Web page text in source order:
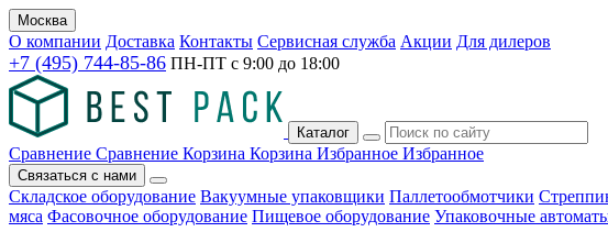
Москва
О компании Доставка Контакты Сервисная служба Акции Для дилеров
+7 (495) 744-85-86 ПН-ПТ с 9:00 до 18:00
Каталог
Сравнение Сравнение Корзина Корзина Избранное Избранное
Связаться с нами
Складское оборудование Вакуумные упаковщики Паллетообмотчики
мяса Фасовочное оборудование Пищевое оборудование Упаковочные